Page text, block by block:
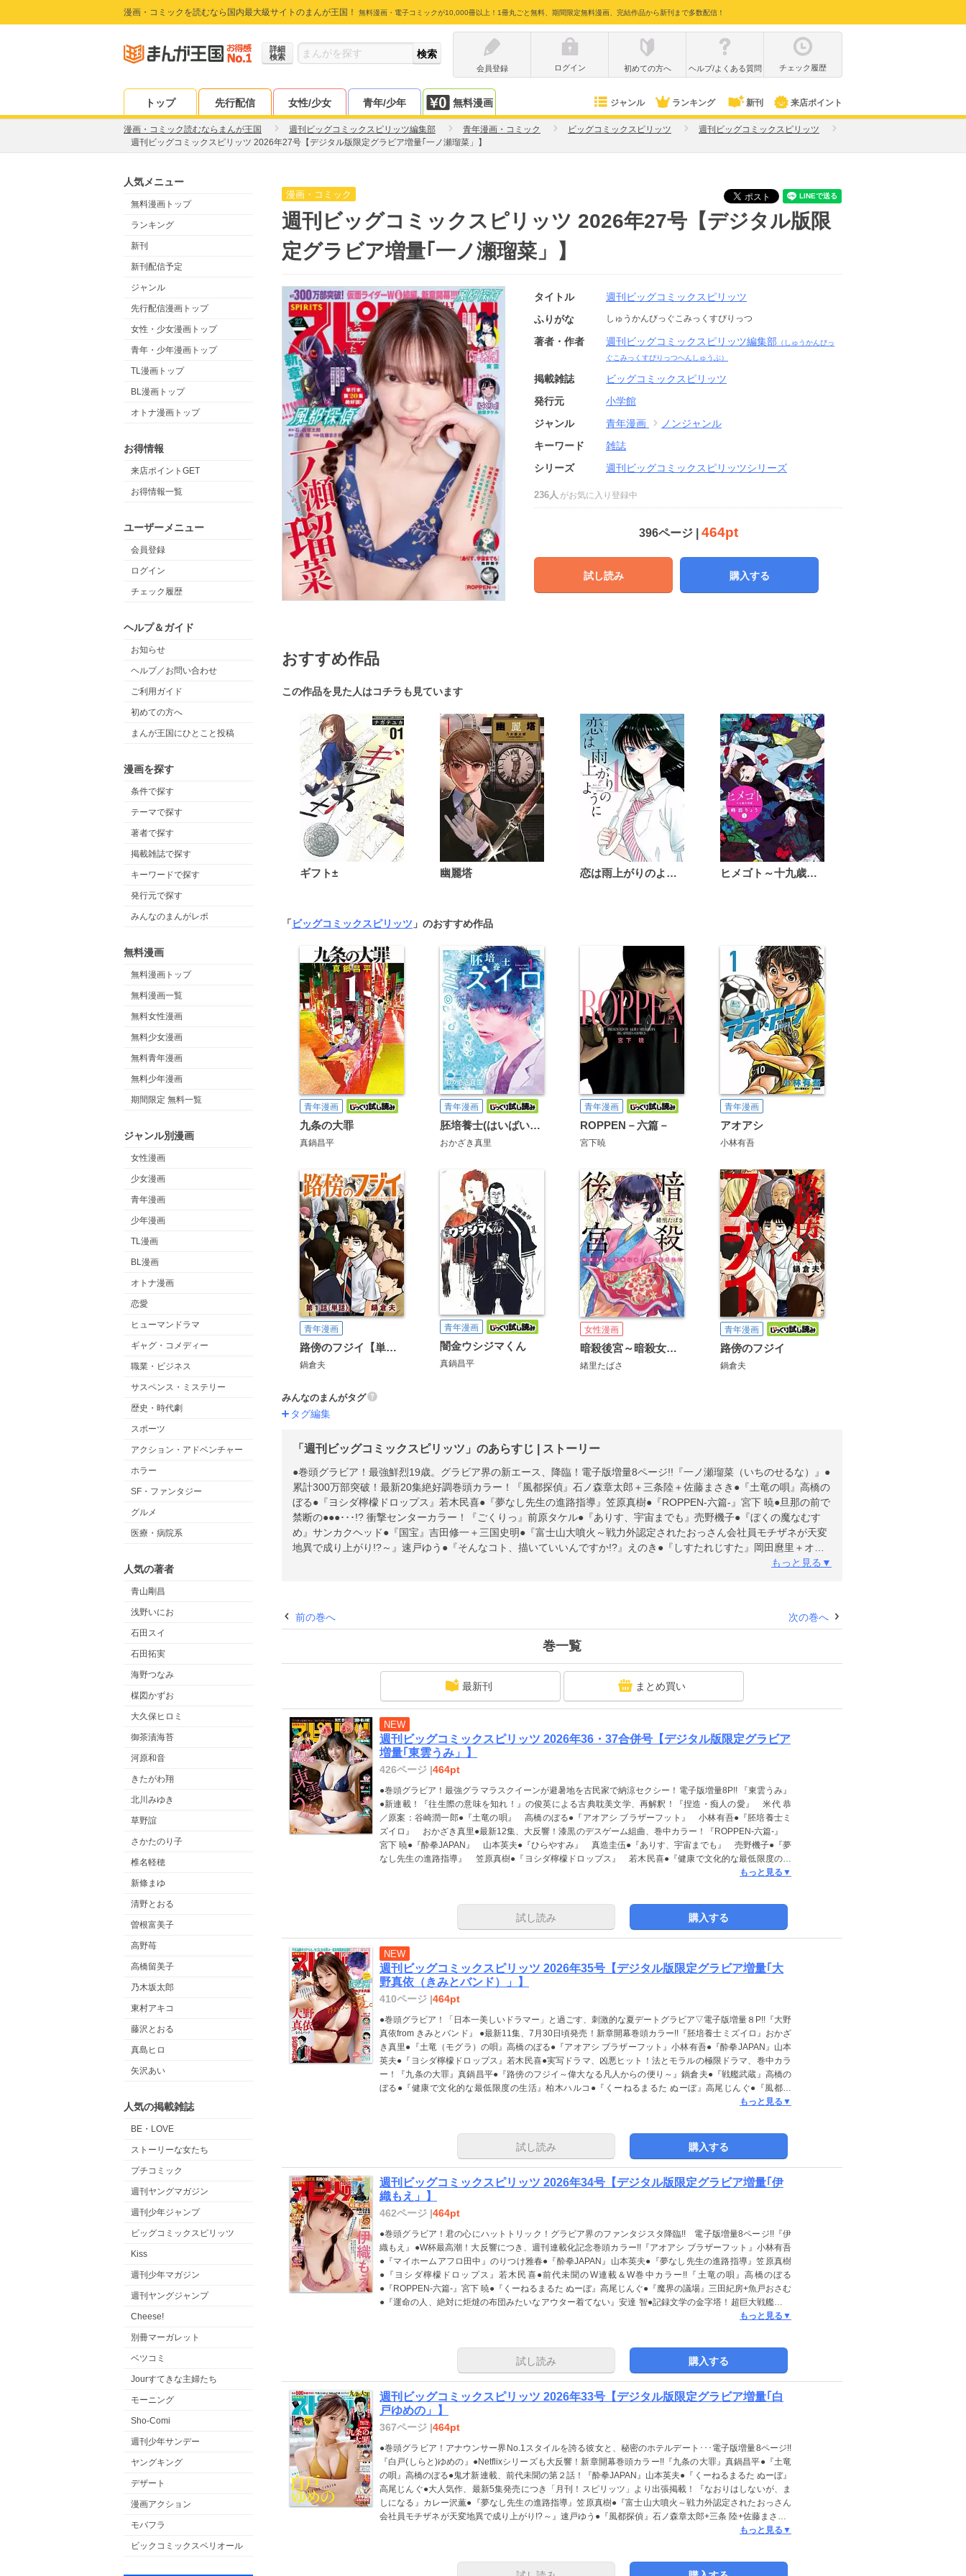
漫画・コミックを読むなら国内最大級サイトのまんが王国！ 無料漫画・電子コミックが10,000冊以上！1冊丸ごと無料、期間限定無料漫画、完結作品から新刊まで多数配信！
詳細
検索
会員登録
ログイン 初めての方へ ヘルプ/よくある質問 チェック履歴
トップ 先行配信 女性/少女 青年/少年 無料漫画 ジャンル ランキング 新刊 来店ポイント
漫画・コミック読むならまんが王国 週刊ビッグコミックスピリッツ編集部 青年漫画・コミック ビッグコミックスピリッツ
週刊ビッグコミックスピリッツ
週刊ビッグコミックスピリッツ 2026年27号【デジタル版限定グラビア増量｢一ノ瀬瑠菜」】
人気メニュー
無料漫画トップ
ランキング
新刊
新刊配信予定
ジャンル
先行配信漫画トップ
女性・少女漫画トップ
青年・少年漫画トップ
TL漫画トップ
BL漫画トップ
オトナ漫画トップ
お得情報
来店ポイントGET
お得情報一覧
ユーザーメニュー
会員登録
ログイン
チェック履歴
ヘルプ＆ガイド
お知らせ
ヘルプ／お問い合わせ
ご利用ガイド
初めての方へ
まんが王国にひとこと投稿
漫画を探す
条件で探す
テーマで探す
著者で探す
掲載雑誌で探す
キーワードで探す
発行元で探す
みんなのまんがレポ
無料漫画
無料漫画トップ
無料漫画一覧
無料女性漫画
無料少女漫画
無料青年漫画
無料少年漫画
期間限定 無料一覧
ジャンル別漫画
女性漫画
少女漫画
青年漫画
少年漫画
TL漫画
BL漫画
オトナ漫画
恋愛
ヒューマンドラマ
ギャグ・コメディー
職業・ビジネス
サスペンス・ミステリー
歴史・時代劇
スポーツ
アクション・アドベンチャー
ホラー
SF・ファンタジー
グルメ
医療・病院系
人気の著者
青山剛昌
浅野いにお
石田スイ
石田拓実
海野つなみ
楳図かずお
大久保ヒロミ
御茶漬海苔
河原和音
きたがわ翔
北川みゆき
草野誼
さかたのり子
椎名軽穂
新條まゆ
清野とおる
曽根富美子
高野苺
高橋留美子
乃木坂太郎
東村アキコ
藤沢とおる
真島ヒロ
矢沢あい
人気の掲載雑誌
BE・LOVE
ストーリーな女たち
プチコミック
週刊ヤングマガジン
週刊少年ジャンプ
ビッグコミックスピリッツ
Kiss
週刊少年マガジン
週刊ヤングジャンプ
Cheese!
別冊マーガレット
ベツコミ
Jourすてきな主婦たち
モーニング
Sho-Comi
週刊少年サンデー
ヤングキング
デザート
漫画アクション
モバフラ
ビックコミックスペリオール
漫画・コミック
週刊ビッグコミックスピリッツ 2026年27号【デジタル版限
定グラビア増量｢一ノ瀬瑠菜」】
タイトル
週刊ビッグコミックスピリッツ
ふりがな
しゅうかんびっぐこみっくすぴりっつ
著者・作者 週刊ビッグコミックスピリッツ編集部 （しゅうかんびっ
ぐこみっくすぴりっつへんしゅうぶ）
掲載雑誌
ビッグコミックスピリッツ
発行元
小学館
ジャンル
青年漫画
ノンジャンル
キーワード
雑誌
シリーズ
週刊ビッグコミックスピリッツシリーズ
236人 がお気に入り登録中
396ページ | 464pt
試し読み 購入する
おすすめ作品
この作品を見た人はコチラも見ています
ギフト± 幽麗塔 恋は雨上がりのように ヒメゴト～十九歳の制服～
「ビッグコミックスピリッツ 」のおすすめ作品
青年漫画
九条の大罪
真鍋昌平
青年漫画
胚培養士(はいばいようし)ミズイロ～不妊治療のスペシャリスト～
おかざき真里
青年漫画
ROPPEN－六篇－
宮下暁
青年漫画
アオアシ
小林有吾
青年漫画
路傍のフジイ【単話】
鍋倉夫
青年漫画
闇金ウシジマくん
真鍋昌平
女性漫画
暗殺後宮～暗殺女官・花鈴はゆったり生きたい～
緒里たばさ
青年漫画
路傍のフジイ
鍋倉夫
みんなのまんがタグ
タグ編集
「週刊ビッグコミックスピリッツ」のあらすじ | ストーリー
●巻頭グラビア！最強鮮烈19歳。グラビア界の新エース、降臨！電子版増量8ページ!!『一ノ瀬瑠菜（いちのせるな）』●
累計300万部突破！最新20集絶好調巻頭カラー！『風都探偵』石ノ森章太郎＋三条陸＋佐藤まさき●『土竜の唄』高橋の
ぼる●『ヨシダ檸檬ドロップス』若木民喜●『夢なし先生の進路指導』笠原真樹●『ROPPEN-六篇-』宮下 暁●旦那の前で
禁断の●●●･･･!? 衝撃センターカラー！『ごくりっ』前原タケル●『ありす、宇宙までも』売野機子●『ぼくの魔なむす
め』サンカクヘッド●『国宝』吉田修一＋三国史明●『富士山大噴火～戦力外認定されたおっさん会社員モチザネが天変
地異で成り上がり!?～』速戸ゆう●『そんなコト、描いていいんですか!?』えのき●『しすたれじすた』岡田麿里＋オジ
ロマコト ●『烏哭村-カラスナキムラ-』照屋太郎●『忘却のサチコ』阿部 潤●『うちがキングダム』森巡る＋砂糖野し
れません。また、紙版と一部内容が異なる場合があります。ご了承ください。
もっと見る▼
前の巻へ 次の巻へ
巻一覧
最新刊 まとめ買い
NEW
週刊ビッグコミックスピリッツ 2026年36・37合併号【デジタル版限定グラビア
増量｢東雲うみ」】
426ページ |464pt
●巻頭グラビア！最強グラマラスクイーンが避暑地を古民家で納涼セクシー！電子版増量8P!! 『東雲うみ』
●新連載！『往生際の意味を知れ！』の俊英による古典耽美文学、再解釈！『捏造・痴人の愛』 米代 恭
／原案：谷崎潤一郎●『土竜の唄』 高橋のぼる●『アオアシ ブラザーフット』 小林有吾●『胚培養士ミ
ズイロ』 おかざき真里●最新12集、大反響！漆黒のデスゲーム組曲、巻中カラー！『ROPPEN-六篇-』
宮下 暁●『酔拳JAPAN』 山本英夫●『ひらやすみ』 真造圭伍●『ありす、宇宙までも』 売野機子●『夢
なし先生の進路指導』 笠原真樹●『ヨシダ檸檬ドロップス』 若木民喜●『健康で文化的な最低限度の生
活』 柏木ハルコ●『ごくりっ』 前原タケル●『声の降るへや』 原作：ＨＥＲＯ／漫画：たかはしツツ
いんですか！？』 えのき●『気まぐれコンセプト』 ホイチョイ・プロ ＊「週刊スピリッツ」デジタル
版には、紙版の付録、特典等は含まれません。また、紙版と一部内容が異なる場合があります。ご了承く
ださい。
もっと見る▼
試し読み 購入する
NEW
週刊ビッグコミックスピリッツ 2026年35号【デジタル版限定グラビア増量｢大
野真依（きみとバンド）」】
410ページ |464pt
●巻頭グラビア！「日本一美しいドラマー」と過ごす、刺激的な夏デートグラビア▽電子版増量８P!!『大野
真依from きみとバンド』 ●最新11集、7月30日頃発売！新章開幕巻頭カラー!!『胚培養士ミズイロ』おかざ
き真里●『土竜（モグラ）の唄』高橋のぼる●『アオアシ ブラザーフット』小林有吾●『酔拳JAPAN』山本
英夫●『ヨシダ檸檬ドロップス』若木民喜●実写ドラマ、凶悪ヒット！法とモラルの極限ドラマ、巻中カラ
ー！『九条の大罪』真鍋昌平●『路傍のフジイ～偉大なる凡人からの便り～』鍋倉夫●『戦艦武蔵』高橋の
ぼる●『健康で文化的な最低限度の生活』柏木ハルコ●『くーねるまるた ぬーぼ』高尾じんぐ●『風都探
偵』原作：石ﾉ森章太郎 脚本：三条 陸 作画：佐藤まさき●『ROPPEN-六篇-』宮下 暁●『富士山大噴火
話』志村貴子●『新九郎、奔る！』ゆうきまさみ●『うちがキングダム』原作：森巡る 作画：砂糖野しお
ん●『気まぐれコンセプト』ホイチョイ・プロ ＊「週刊スピリッツ」デジタル版には、紙版の付録、特典
等は含まれません。また、紙版と一部内容が異なる場合があります。ご了承ください。
もっと見る▼
試し読み 購入する
週刊ビッグコミックスピリッツ 2026年34号【デジタル版限定グラビア増量｢伊
織もえ」】
462ページ |464pt
●巻頭グラビア！君の心にハットトリック！グラビア界のファンタジスタ降臨!! 電子版増量8ページ!!『伊
織もえ』●W杯最高潮！大反響につき、週刊連載化記念巻頭カラー!!『アオアシ ブラザーフット』小林有吾
●『マイホームアフロ田中』のりつけ雅春●『酔拳JAPAN』山本英夫●『夢なし先生の進路指導』笠原真樹
●『ヨシダ檸檬ドロップス』若木民喜●前代未聞のW連載＆W巻中カラー!!『土竜の唄』高橋のぼる
●『ROPPEN-六篇-』宮下 暁●『くーねるまるた ぬーぼ』高尾じんぐ●『魔界の議場』三田紀房+魚戸おさむ
●『運命の人、絶対に炬燵の布団みたいなアウター着てない』安達 智●記録文学の金字塔！超巨大戦艦建造
に挑む男たちを描く超大作、新連載巻中カラー!!『戦艦武蔵』高橋のぼる+吉村 昭●『ぬいの式日』志摩七
舟●『ディグニティ －旅行医の処方箋－』矢田恵梨子●『バニーナイト・トリートメント』東雲●『気まぐ
れコンセプト』ホイチョイ・プロ ＊「週刊スピリッツ」デジタル版には、紙版の付録、特典等は含まれ
ません。また、紙版と一部内容が異なる場合があります。ご了承ください。
もっと見る▼
試し読み 購入する
週刊ビッグコミックスピリッツ 2026年33号【デジタル版限定グラビア増量｢白
戸ゆめの」】
367ページ |464pt
●巻頭グラビア！アナウンサー界No.1スタイルを誇る彼女と、秘密のホテルデート･･･電子版増量8ページ!!
『白戸(しらと)ゆめの』●Netflixシリーズも大反響！新章開幕巻頭カラー!!『九条の大罪』真鍋昌平●『土竜
の唄』高橋のぼる●鬼才新連載、前代未聞の第２話！『酔拳JAPAN』山本英夫●『くーねるまるた ぬーぼ』
高尾じんぐ●大人気作、最新5集発売につき「月刊！スピリッツ」より出張掲載！『なおりはしないが、ま
しになる』カレー沢薫●『夢なし先生の進路指導』笠原真樹●『富士山大噴火～戦力外認定されたおっさん
会社員モチザネが天変地異で成り上がり!?～』速戸ゆう●『風都探偵』石ノ森章太郎+三条 陸+佐藤まさき●
誌面掲載オーディションを突破した５人の、圧巻凱旋グラビア！スピリッツ×17LIVE コラボグラビア●『お
明●『忘却のサチコ』阿部 潤●『烏哭村-カラスナキムラ-』照屋太郎●『うちがキングダム』森巡る+砂糖野
もっと見る▼